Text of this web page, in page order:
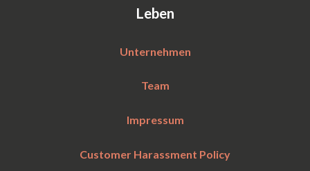
Leben
Unternehmen
Team
Impressum
Customer Harassment Policy